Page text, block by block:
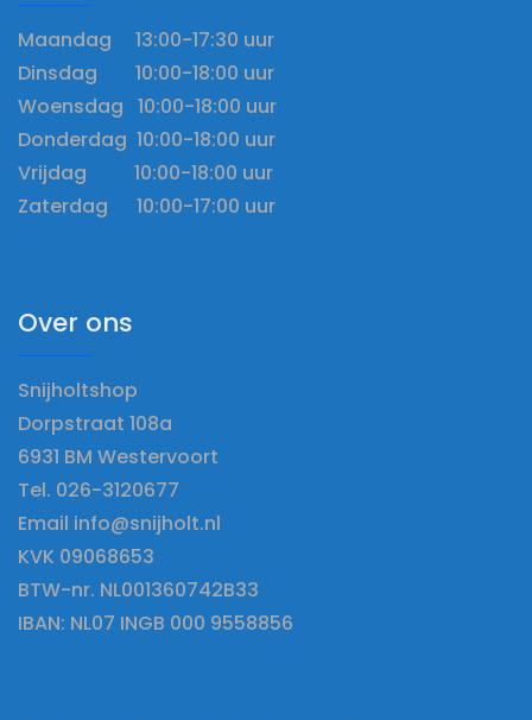
Maandag 13:00-17:30 uur
Dinsdag 10:00-18:00 uur
Woensdag 10:00-18:00 uur
Donderdag 10:00-18:00 uur
Vrijdag 10:00-18:00 uur
Zaterdag 10:00-17:00 uur
Over ons
Snijholtshop
Dorpstraat 108a
6931 BM Westervoort
Tel. 026-3120677
Email info@snijholt.nl
KVK 09068653
BTW-nr. NL001360742B33
IBAN: NL07 INGB 000 9558856